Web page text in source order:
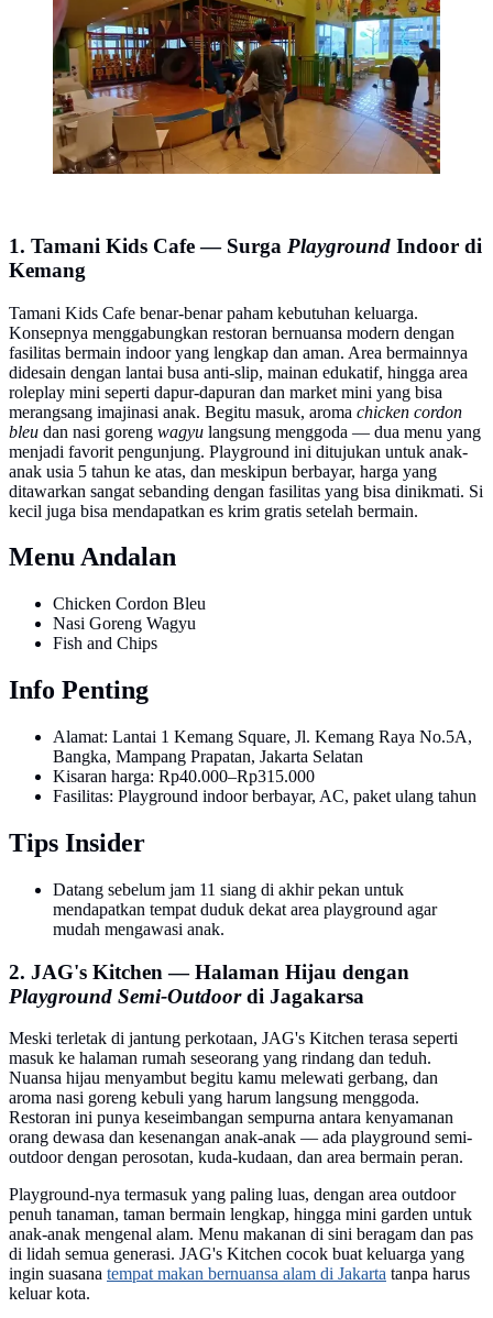
1. Tamani Kids Cafe — Surga Playground Indoor di
Kemang
Tamani Kids Cafe benar-benar paham kebutuhan keluarga.
Konsepnya menggabungkan restoran bernuansa modern dengan
fasilitas bermain indoor yang lengkap dan aman. Area bermainnya
didesain dengan lantai busa anti-slip, mainan edukatif, hingga area
roleplay mini seperti dapur-dapuran dan market mini yang bisa
merangsang imajinasi anak. Begitu masuk, aroma chicken cordon
bleu dan nasi goreng wagyu langsung menggoda — dua menu yang
menjadi favorit pengunjung. Playground ini ditujukan untuk anak-
anak usia 5 tahun ke atas, dan meskipun berbayar, harga yang
ditawarkan sangat sebanding dengan fasilitas yang bisa dinikmati. Si
kecil juga bisa mendapatkan es krim gratis setelah bermain.
Menu Andalan
Chicken Cordon Bleu
Nasi Goreng Wagyu
Fish and Chips
Info Penting
Alamat: Lantai 1 Kemang Square, Jl. Kemang Raya No.5A,
Bangka, Mampang Prapatan, Jakarta Selatan
Kisaran harga: Rp40.000–Rp315.000
Fasilitas: Playground indoor berbayar, AC, paket ulang tahun
Tips Insider
Datang sebelum jam 11 siang di akhir pekan untuk
mendapatkan tempat duduk dekat area playground agar
mudah mengawasi anak.
2. JAG's Kitchen — Halaman Hijau dengan
Playground Semi-Outdoordi Jagakarsa
Meski terletak di jantung perkotaan, JAG's Kitchen terasa seperti
masuk ke halaman rumah seseorang yang rindang dan teduh.
Nuansa hijau menyambut begitu kamu melewati gerbang, dan
aroma nasi goreng kebuli yang harum langsung menggoda.
Restoran ini punya keseimbangan sempurna antara kenyamanan
orang dewasa dan kesenangan anak-anak — ada playground semi-
outdoor dengan perosotan, kuda-kudaan, dan area bermain peran.
Playground-nya termasuk yang paling luas, dengan area outdoor
penuh tanaman, taman bermain lengkap, hingga mini garden untuk
anak-anak mengenal alam. Menu makanan di sini beragam dan pas
di lidah semua generasi. JAG's Kitchen cocok buat keluarga yang
ingin suasana tempat makan bernuansa alam di Jakarta tanpa harus
keluar kota.